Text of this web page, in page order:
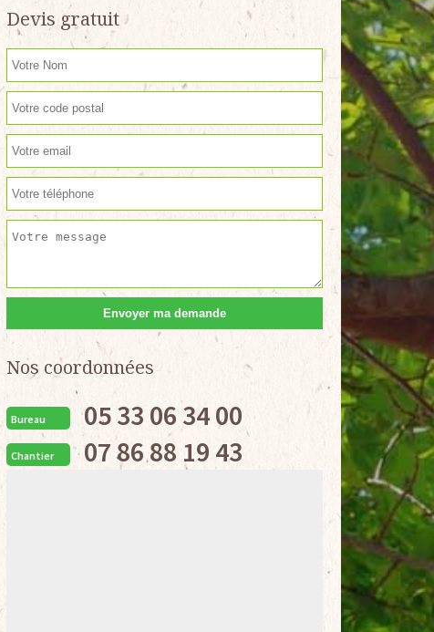
Devis gratuit
Nos coordonnées
Bureau 05 33 06 34 00
Chantier 07 86 88 19 43